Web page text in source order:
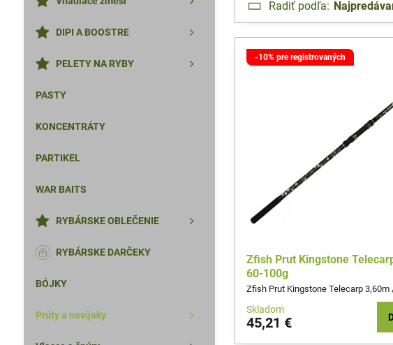
Radiť podľa:
-10% pre registrovaných
Zfish Prut Kingstone
60-100g
Zfish Prut Kingstone Telecarp 3,60m
Skladom
45,21 €
DIPI A BOOSTRE
PELETY NA RYBY
PASTY
KONCENTRÁTY
PARTIKEL
WAR BAITS
RYBÁRSKE OBLEČENIE
RYBÁRSKE DARČEKY
BÓJKY
Prúty a navijaky